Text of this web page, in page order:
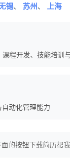
锡、 苏州、 上海
程开发、技能培训
动化管理能力
的按钮下载简历帮